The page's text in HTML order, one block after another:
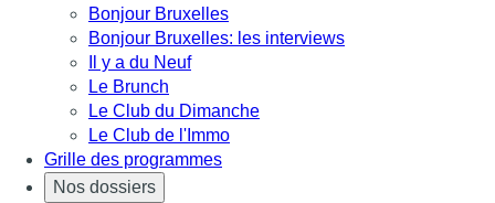
Bonjour Bruxelles
Bonjour Bruxelles: les interviews
Il y a du Neuf
Le Brunch
Le Club du Dimanche
Le Club de l'Immo
Grille des programmes
Nos dossiers